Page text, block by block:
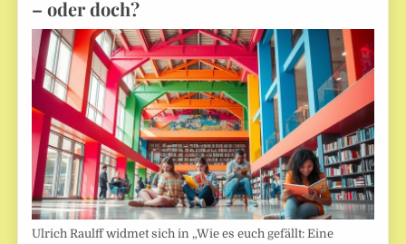
– oder doch?
Ulrich Raulff widmet sich in „Wie es euch gefällt: Eine